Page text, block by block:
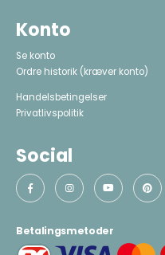
Konto
Se konto
Ordre historik (kræver konto)
Handelsbetingelser
Privatlivspolitik
Social
Betalingsmetoder